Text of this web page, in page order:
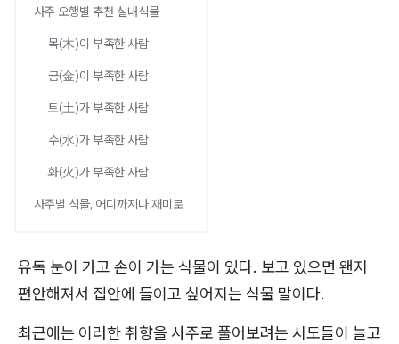
사주 오행별 추천 실내식물
목(木)이 부족한 사람
금(金)이 부족한 사람
토(土)가 부족한 사람
수(水)가 부족한 사람
화(火)가 부족한 사람
사주별 식물, 어디까지나 재미로
유독 눈이 가고 손이 가는 식물이 있다. 보고 있으면 왠지
편안해져서 집안에 들이고 싶어지는 식물 말이다.
최근에는 이러한 취향을 사주로 풀어보려는 시도들이 늘고